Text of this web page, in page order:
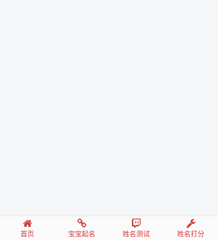
首页 宝宝起名 姓名测试 姓名打分